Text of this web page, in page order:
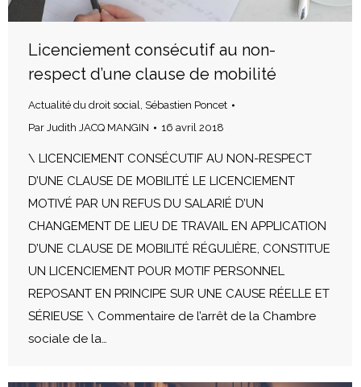
Licenciement consécutif au non-
respect d’une clause de mobilité
Actualité du droit social
Sébastien Poncet
Par Judith JACQ MANGIN 16 avril 2018
\ LICENCIEMENT CONSÉCUTIF AU NON-RESPECT
D’UNE CLAUSE DE MOBILITÉ LE LICENCIEMENT
MOTIVÉ PAR UN REFUS DU SALARIÉ D’UN
CHANGEMENT DE LIEU DE TRAVAIL EN APPLICATION
D’UNE CLAUSE DE MOBILITÉ RÉGULIÈRE, CONSTITUE
UN LICENCIEMENT POUR MOTIF PERSONNEL
REPOSANT EN PRINCIPE SUR UNE CAUSE RÉELLE ET
SÉRIEUSE \ Commentaire de l’arrêt de la Chambre
sociale de la…